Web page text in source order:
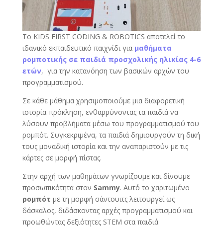
Το KIDS FIRST CODING & ROBOTICS αποτελεί το
ιδανικό εκπαιδευτικό παιχνίδι για μαθήματα
ρομποτικής σε παιδιά προσχολικής ηλικίας 4-6
ετών, για την κατανόηση των βασικών αρχών του
προγραμματισμού.
Σε κάθε μάθημα χρησιμοποιούμε μια διαφορετική
ιστορία-πρόκληση, ενθαρρύνοντας τα παιδιά να
λύσουν προβλήματα μέσω του προγραμματισμού του
ρομπότ. Συγκεκριμένα, τα παιδιά δημιουργούν τη δική
τους μοναδική ιστορία και την αναπαριστούν με τις
κάρτες σε μορφή πίστας.
Στην αρχή των μαθημάτων γνωρίζουμε και δίνουμε
προσωπικότητα στον Sammy. Αυτό το χαριτωμένο
ρομπότ με τη μορφή σάντουιτς λειτουργεί ως
δάσκαλος, διδάσκοντας αρχές προγραμματισμού και
προωθώντας δεξιότητες STEM στα παιδιά